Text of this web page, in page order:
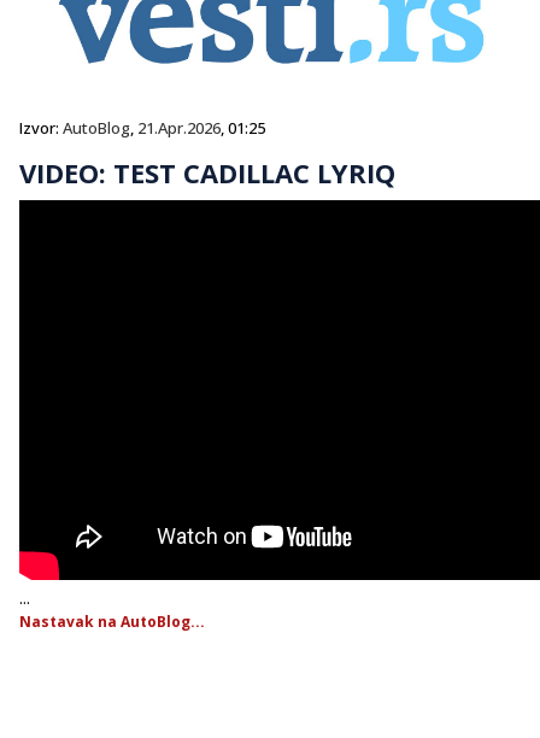
Izvor: AutoBlog, 21.Apr.2026, 01:25
VIDEO: TEST CADILLAC LYRIQ
...
Nastavak na AutoBlog...